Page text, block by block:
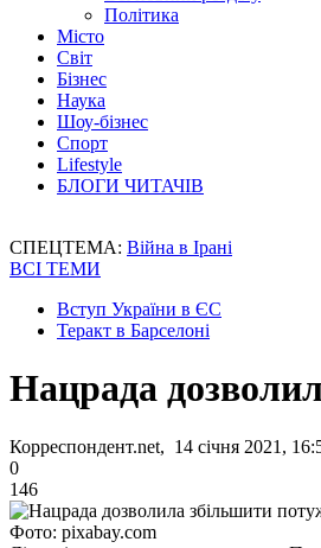
Політика
Місто
Світ
Бізнес
Наука
Шоу-бізнес
Спорт
Lifestyle
БЛОГИ ЧИТАЧІВ
СПЕЦТЕМА: Війна в Ірані
ВСІ ТЕМИ
Вступ України в ЄС
Теракт в Барселоні
Нацрада
Корреспондент.net, 14 січня 2021,
0
146
Фото: pixabay.com